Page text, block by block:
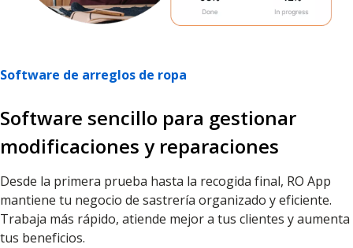
Software de arreglos de ropa
Software sencillo para gestionar
modificaciones y reparaciones
Desde la primera prueba hasta la recogida final, RO App
mantiene tu negocio de sastrería organizado y eficiente.
Trabaja más rápido, atiende mejor a tus clientes y aumenta
tus beneficios.